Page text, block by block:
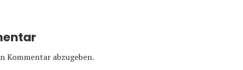
Kommentar abzugeben.